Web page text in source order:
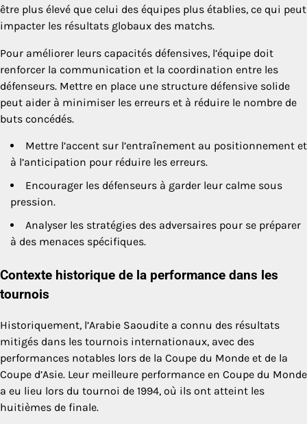
être plus élevé que celui des équipes plus établies, ce qui peut
impacter les résultats globaux des matchs.
Pour améliorer leurs capacités défensives, l’équipe doit
renforcer la communication et la coordination entre les
défenseurs. Mettre en place une structure défensive solide
peut aider à minimiser les erreurs et à réduire le nombre de
buts concédés.
Mettre l’accent sur l’entraînement au positionnement et
à l’anticipation pour réduire les erreurs.
Encourager les défenseurs à garder leur calme sous
pression.
Analyser les stratégies des adversaires pour se préparer
à des menaces spécifiques.
Contexte historique de la performance dans les
tournois
Historiquement, l’Arabie Saoudite a connu des résultats
mitigés dans les tournois internationaux, avec des
performances notables lors de la Coupe du Monde et de la
Coupe d’Asie. Leur meilleure performance en Coupe du Monde
a eu lieu lors du tournoi de 1994, où ils ont atteint les
huitièmes de finale.